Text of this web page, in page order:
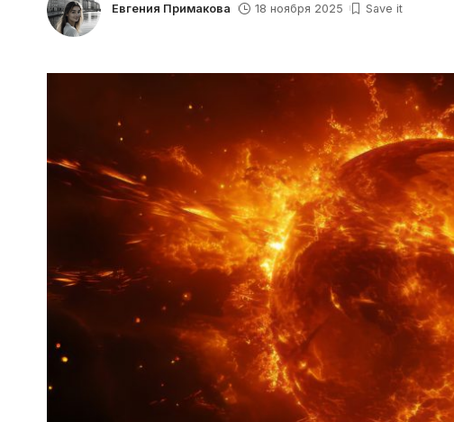
Евгения Примакова 18 ноября 2025